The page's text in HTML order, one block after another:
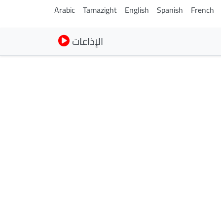
Arabic Tamazight English Spanish French
الإذاعات